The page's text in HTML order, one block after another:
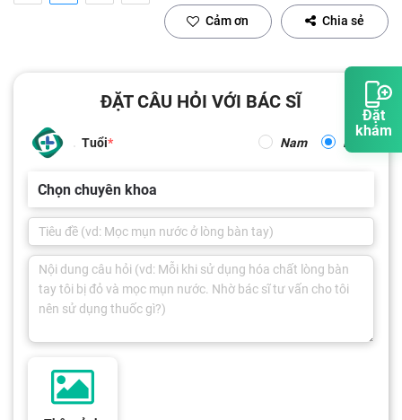
Đặt
khám
Cảm ơn Chia sẻ
ĐẶT CÂU HỎI VỚI BÁC SĨ
Tuổi Nam Nữ
Chọn chuyên khoa